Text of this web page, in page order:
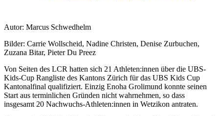
Autor: Marcus Schwedhelm
Bilder: Carrie Wollscheid, Nadine Christen, Denise Zurbuchen,
Zuzana Bitar, Pieter Du Preez
Von Seiten des LCR hatten sich 21 Athleten:innen über die UBS-
Kids-Cup Rangliste des Kantons Zürich für das UBS Kids Cup
Kantonalfinal qualifiziert. Einzig Enoha Grolimund konnte seinen
Start aus terminlichen Gründen nicht wahrnehmen, so dass
insgesamt 20 Nachwuchs-Athleten:innen in Wetzikon antraten.